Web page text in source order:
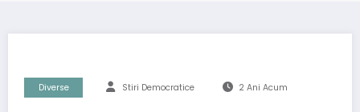
Diverse Stiri Democratice 2 Ani Acum